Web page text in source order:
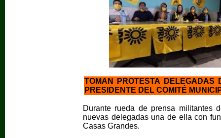
TOMAN PROTESTA
PRESIDENTE DEL COMITÉ
Durante rueda de prensa militantes
nuevas delegadas una de ella con
Casas Grandes.